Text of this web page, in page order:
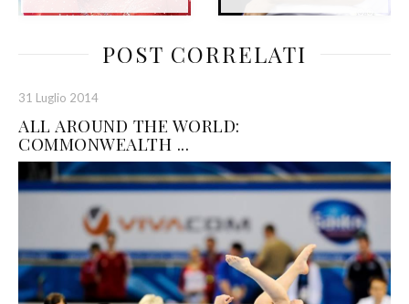
POST CORRELATI
31 Luglio 2014
ALL AROUND THE WORLD:
COMMONWEALTH ...